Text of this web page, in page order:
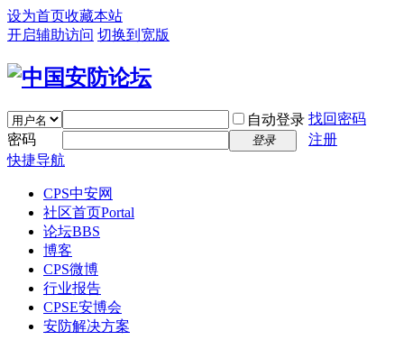
设为首页收藏本站
开启辅助访问 切换到宽版
自动登录 找回密码
密码
登录
注册
快捷导航
CPS中安网
社区首页Portal
论坛BBS
博客
CPS微博
行业报告
CPSE安博会
安防解决方案